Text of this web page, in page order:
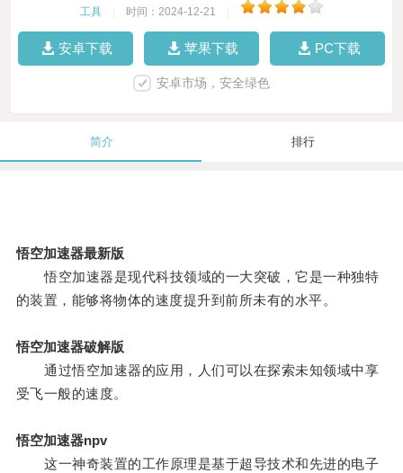
工具 时间：2024-12-21
安卓下载 苹果下载 PC下载
安卓市场，安全绿色
简介 排行
悟空加速器最新版
悟空加速器是现代科技领域的一大突破，它是一种独特
的装置，能够将物体的速度提升到前所未有的水平。
悟空加速器破解版
通过悟空加速器的应用，人们可以在探索未知领域中享
受飞一般的速度。
悟空加速器npv
这一神奇装置的工作原理是基于超导技术和先进的电子